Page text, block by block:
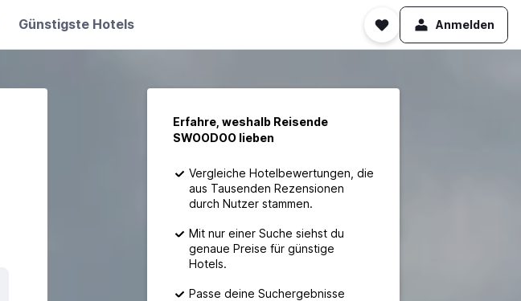
Günstigste Hotels Anmelden
Erfahre, weshalb Reisende
SWOODOO lieben
Vergleiche Hotelbewertungen, die
aus Tausenden Rezensionen
durch Nutzer stammen.
Mit nur einer Suche siehst du
genaue Preise für günstige
Hotels.
Passe deine Suchergebnisse